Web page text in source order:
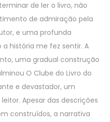
de ler o livro, não
de admiração pela
e uma profunda
história me fez sentir. A
uma gradual construção
O Clube do Livro do
e devastador, um
Apesar das descrições
construídos, a narrativa